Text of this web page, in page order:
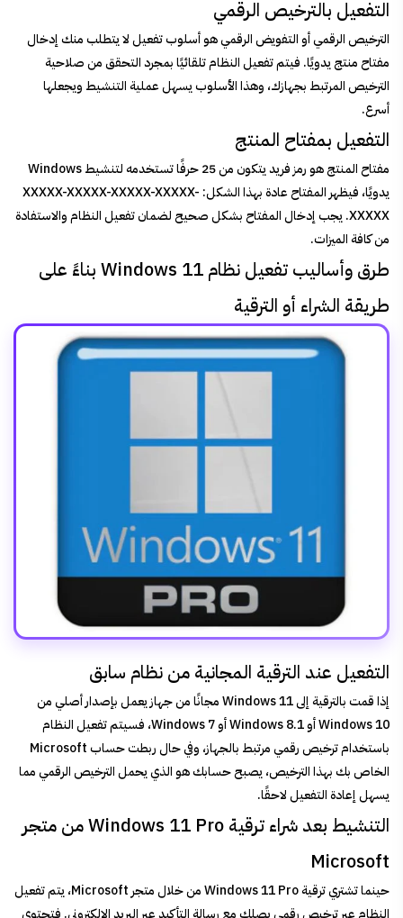
التفعيل بالترخيص الرقمي
الترخيص الرقمي أو التفويض الرقمي هو أسلوب تفعيل لا يتطلب منك إدخال
مفتاح منتج يدويًا. فيتم تفعيل النظام تلقائيًا بمجرد التحقق من صلاحية
الترخيص المرتبط بجهازك، وهذا الأسلوب يسهل عملية التنشيط ويجعلها
أسرع.
التفعيل بمفتاح المنتج
مفتاح المنتج هو رمز فريد يتكون من 25 حرفًا تستخدمه لتنشيط Windows
يدويًا، فيظهر المفتاح عادة بهذا الشكل: XXXXX-XXXXX-XXXXX-XXXXX-
XXXXX. يجب إدخال المفتاح بشكل صحيح لضمان تفعيل النظام والاستفادة
من كافة الميزات.
طرق وأساليب تفعيل نظام Windows 11 بناءً على
طريقة الشراء أو الترقية
التفعيل عند الترقية المجانية من نظام سابق
إذا قمت بالترقية إلى Windows 11 مجانًا من جهاز يعمل بإصدار أصلي من
Windows 10 أو Windows 8.1 أو Windows 7، فسيتم تفعيل النظام
باستخدام ترخيص رقمي مرتبط بالجهاز، وفي حال ربطت حساب Microsoft
الخاص بك بهذا الترخيص، يصبح حسابك هو الذي يحمل الترخيص الرقمي مما
يسهل إعادة التفعيل لاحقًا.
التنشيط بعد شراء ترقية Windows 11 Pro من متجر
Microsoft
حينما تشتري ترقية Windows 11 Pro من خلال متجر Microsoft، يتم تفعيل
النظام عبر ترخيص رقمي يصلك مع رسالة التأكيد عبر البريد الإلكتروني. فتحتوي